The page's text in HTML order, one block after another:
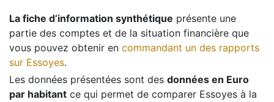
La fiche d’information synthétique présente une
partie des comptes et de la situation financière que
vous pouvez obtenir en commandant un des rapports
sur Essoyes.
Les données présentées sont des données en Euro
par habitant ce qui permet de comparer Essoyes à la